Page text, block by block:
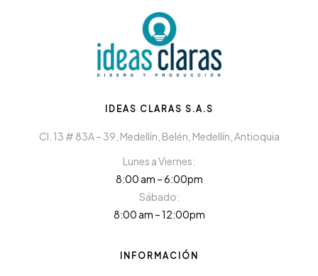
IDEAS CLARAS S.A.S
Cl. 13 # 83A – 39, Medellín, Belén, Medellín, Antioquia
Lunes a Viernes:
8:00 am – 6:00pm
Sábado:
8:00 am – 12:00pm
INFORMACIÓN